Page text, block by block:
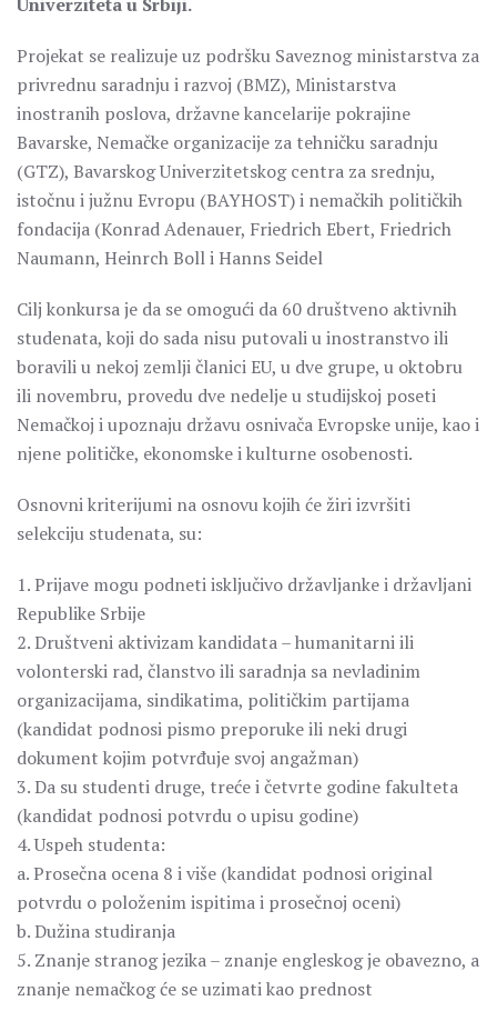
Projekat se realizuje uz podršku Saveznog ministarstva za
privrednu saradnju i razvoj (BMZ), Ministarstva
inostranih poslova, državne kancelarije pokrajine
Bavarske, Nemačke organizacije za tehničku saradnju
(GTZ), Bavarskog Univerzitetskog centra za srednju,
istočnu i južnu Evropu (BAYHOST) i nemačkih političkih
fondacija (Konrad Adenauer, Friedrich Ebert, Friedrich
Naumann, Heinrch Boll i Hanns Seidel
Cilj konkursa je da se omogući da 60 društveno aktivnih
studenata, koji do sada nisu putovali u inostranstvo ili
boravili u nekoj zemlji članici EU, u dve grupe, u oktobru
ili novembru, provedu dve nedelje u studijskoj poseti
Nemačkoj i upoznaju državu osnivača Evropske unije, kao i
njene političke, ekonomske i kulturne osobenosti.
Osnovni kriterijumi na osnovu kojih će žiri izvršiti
selekciju studenata, su:
1. Prijave mogu podneti isključivo državljanke i državljani
Republike Srbije
2. Društveni aktivizam kandidata – humanitarni ili
volonterski rad, članstvo ili saradnja sa nevladinim
organizacijama, sindikatima, političkim partijama
(kandidat podnosi pismo preporuke ili neki drugi
dokument kojim potvrđuje svoj angažman)
3. Da su studenti druge, treće i četvrte godine fakulteta
(kandidat podnosi potvrdu o upisu godine)
4. Uspeh studenta:
a. Prosečna ocena 8 i više (kandidat podnosi original
potvrdu o položenim ispitima i prosečnoj oceni)
b. Dužina studiranja
5. Znanje stranog jezika – znanje engleskog je obavezno, a
znanje nemačkog će se uzimati kao prednost